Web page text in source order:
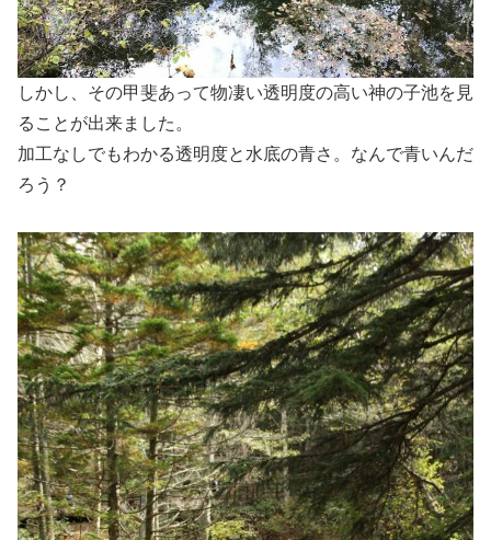
しかし、その甲斐あって物凄い透明度の高い神の子池を見
ることが出来ました。
加工なしでもわかる透明度と水底の青さ。なんで青いんだ
ろう？